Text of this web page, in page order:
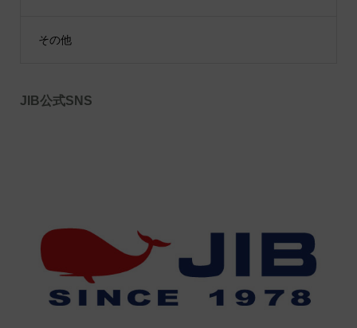
その他
JIB公式SNS